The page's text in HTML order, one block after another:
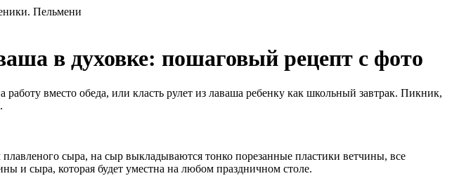
в духовке: пошаговый рецепт с фото
работу вместо обеда, или класть рулет из лаваша ребенку как школьный завтрак. Пикник,
плавленого сыра, на сыр выкладываются тонко порезанные пластики ветчины, все
и сыра, которая будет уместна на любом праздничном столе.